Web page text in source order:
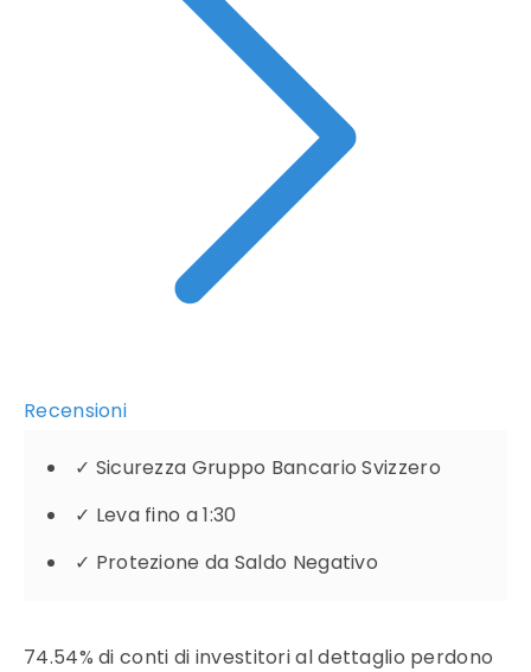
Recensioni
✓ Sicurezza Gruppo Bancario Svizzero
✓ Leva fino a 1:30
✓ Protezione da Saldo Negativo
74.54% di conti di investitori al dettaglio perdono